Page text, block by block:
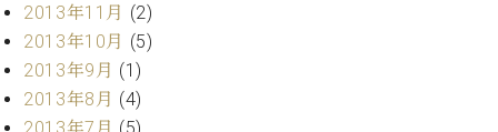
2013年11月 (2)
2013年10月 (5)
2013年9月 (1)
2013年8月 (4)
2013年7月 (5)